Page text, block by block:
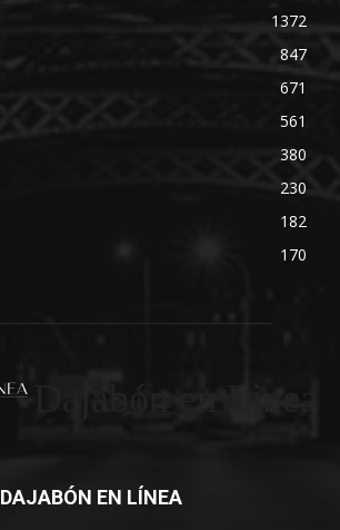
1372
847
671
561
380
230
182
170
DAJABÓN EN LÍNEA